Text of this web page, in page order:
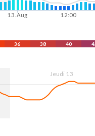
13. Aug 12:00
36 38 40
Jeudi 13